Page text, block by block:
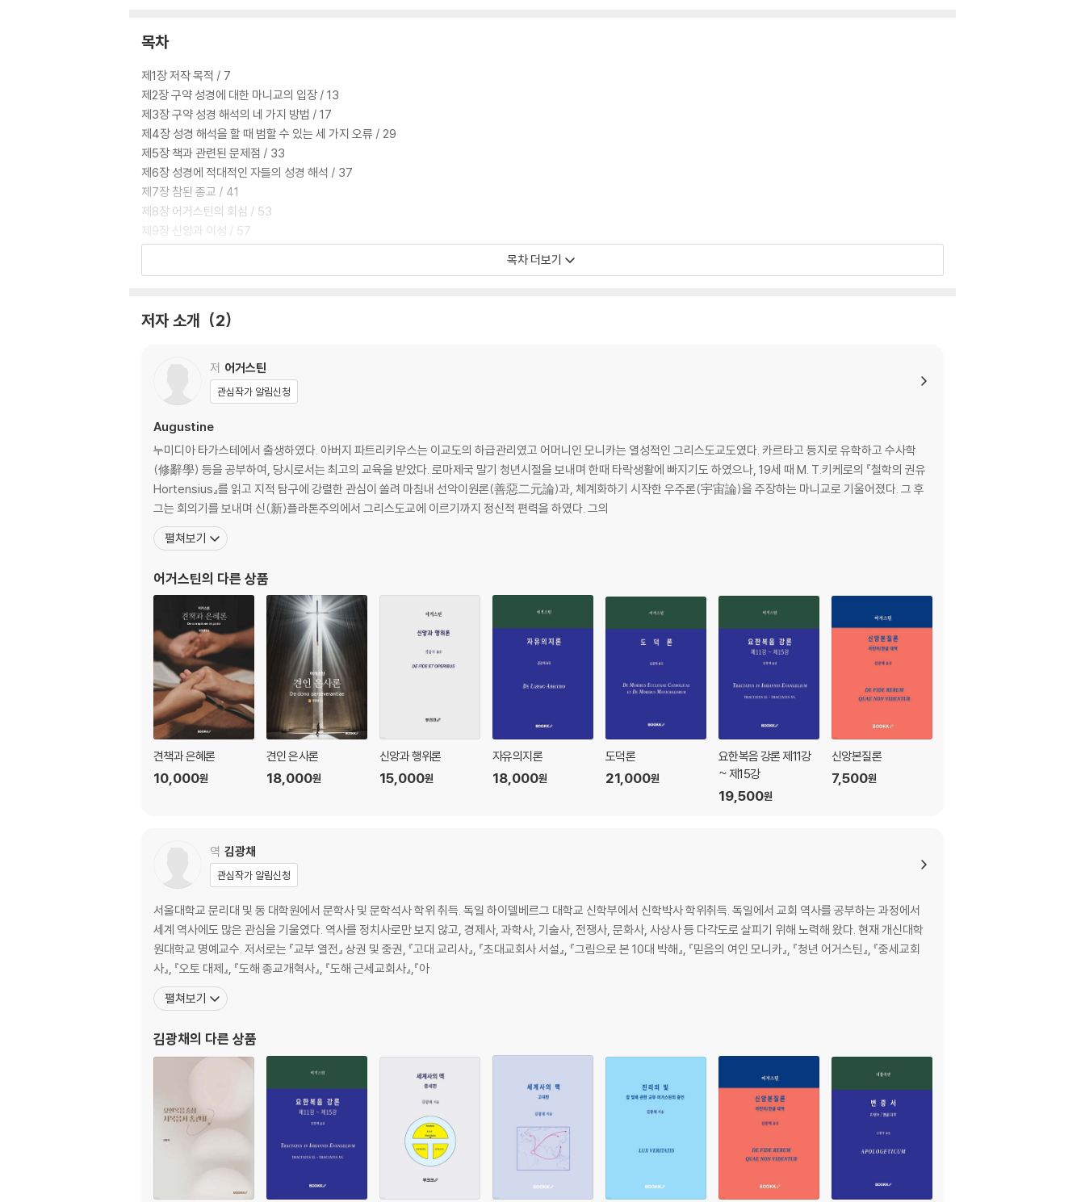
목차
제1장 저작 목적 / 7
제2장 구약 성경에 대한 마니교의 입장 / 13
제3장 구약 성경 해석의 네 가지 방법 / 17
제4장 성경 해석을 할 때 범할 수 있는 세 가지 오류 / 29
제5장 책과 관련된 문제점 / 33
제6장 성경에 적대적인 자들의 성경 해석 / 37
제7장 참된 종교 / 41
제8장 어거스틴의 회심 / 53
제9장 신앙과 이성 / 57
제10장 믿음은 부끄러운 것이 아님 / 61
제14장 믿음과 종교 / 81
제16장 권위와 신앙 / 93
제17장 권위의 유익 / 97
제18장 권면과 맺는 말 / 99
목차 더보기
저자 소개 2
저 어거스틴
관심작가 알림신청
Augustine
누미디아 타가스테에서 출생하였다. 아버지 파트리키우스는 이교도의 하급관리였고 어머니인 모니카는 열성적인 그리스도교도였다. 카르타고 등지로 유학하고 수사학
(修辭學) 등을 공부하여, 당시로서는 최고의 교육을 받았다. 로마제국 말기 청년시절을 보내며 한때 타락생활에 빠지기도 하였으나, 19세 때 M. T.키케로의 『철학의 권유
Hortensius』를 읽고 지적 탐구에 강렬한 관심이 쏠려 마침내 선악이원론(善惡二元論)과, 체계화하기 시작한 우주론(宇宙論)을 주장하는 마니교로 기울어졌다. 그 후
그는 회의기를 보내며 신(新)플라톤주의에서 그리스도교에 이르기까지 정신적 편력을 하였다. 그의
펼쳐보기
어거스틴의 다른 상품
견책과 은혜론
10,000원
견인 은사론
18,000원
신앙과 행위론
15,000원
자유의지론
18,000원
도덕론
21,000원
요한복음 강론 제11강
~ 제15강
19,500원
신앙본질론
7,500원
역 김광채
관심작가 알림신청
서울대학교 문리대 및 동 대학원에서 문학사 및 문학석사 학위 취득. 독일 하이델베르그 대학교 신학부에서 신학박사 학위취득. 독일에서 교회 역사를 공부하는 과정에서
세계 역사에도 많은 관심을 기울였다. 역사를 정치사로만 보지 않고, 경제사, 과학사, 기술사, 전쟁사, 문화사, 사상사 등 다각도로 살피기 위해 노력해 왔다. 현재 개신대학
원대학교 명예교수. 저서로는 『교부 열전』 상권 및 중권, 『고대 교리사』, 『초대교회사 서설』, 『그림으로 본 10대 박해』, 『믿음의 여인 모니카』, 『청년 어거스틴』, 『중세교회
사』, 『오토 대제』, 『도해 종교개혁사』, 『도해 근세교회사』,『아
펼쳐보기
김광채의 다른 상품